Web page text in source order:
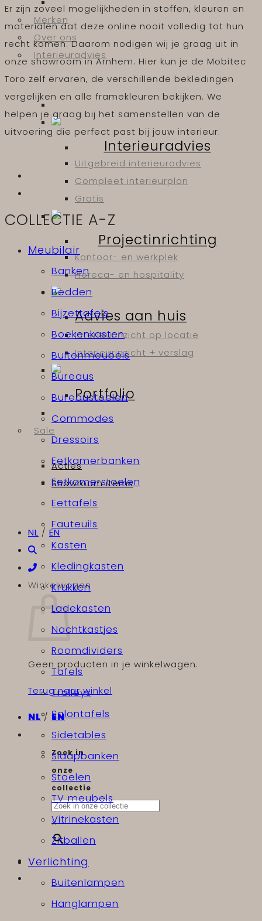
Merken
Over ons
Interieuradvies
Interieuradvies
Uitgebreid interieuradvies
Compleet interieurplan
Gratis
Projectinrichting
Kantoor- en werkplek
Horeca- en hospitality
Advies aan huis
Interieurinzicht op locatie
Interieurinzicht + verslag
Portfolio
Sale
Acties
Showroom items
NL / EN
Winkelwagen
Geen producten in je winkelwagen.
Terug naar winkel
NL/ EN
Zoek in
onze
collectie
×
Er zijn zoveel mogelijkheden in stoffen, kleuren en
materialen dat deze online nooit volledig tot hun
recht komen. Daarom nodigen wij je graag uit in
onze showroom in Arnhem. Hier kun je de Mobitec
Toro zelf ervaren, de verschillende bekledingen
vergelijken en alle framekleuren bekijken. We
helpen je graag bij het samenstellen van de
uitvoering die perfect past bij jouw interieur.
COLLECTIE A-Z
Meubilair
Banken
Bedden
Bijzettafels
Boekenkasten
Buitenmeubels
Bureaus
Bureaustoelen
Commodes
Dressoirs
Eetkamerbanken
Eetkamerstoelen
Eettafels
Fauteuils
Kasten
Kledingkasten
Krukken
Ladekasten
Nachtkastjes
Roomdividers
Tafels
Trolleys
Salontafels
Sidetables
Slaapbanken
Stoelen
TV meubels
Vitrinekasten
Zitballen
Verlichting
Buitenlampen
Hanglampen